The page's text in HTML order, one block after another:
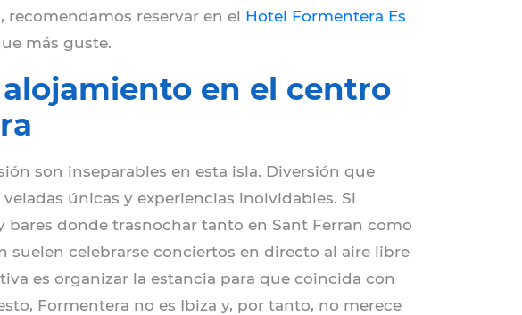
reservar en el Hotel Formentera Es
más guste.
en el centro
son inseparables en esta isla. Diversión que
únicas y experiencias inolvidables. Si
bares donde trasnochar tanto en Sant Ferran como
suelen celebrarse conciertos en directo al aire libre
es organizar la estancia para que coincida con
Formentera no es Ibiza y, por tanto, no merece